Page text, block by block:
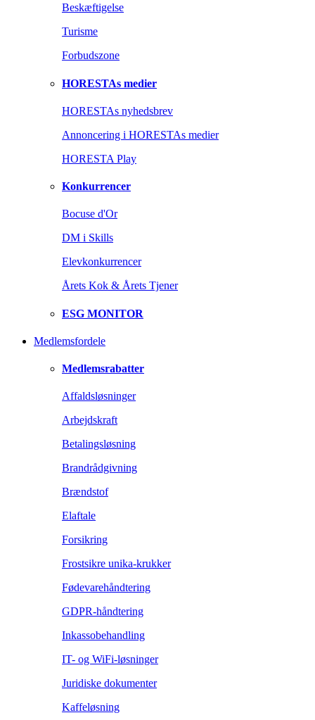
Beskæftigelse
Turisme
Forbudszone
HORESTAs medier
HORESTAs nyhedsbrev
Annoncering i HORESTAs medier
HORESTA Play
Konkurrencer
Bocuse d'Or
DM i Skills
Elevkonkurrencer
Årets Kok & Årets Tjener
ESG MONITOR
Medlemsfordele
Medlemsrabatter
Affaldsløsninger
Arbejdskraft
Betalingsløsning
Brandrådgivning
Brændstof
Elaftale
Forsikring
Frostsikre unika-krukker
Fødevarehåndtering
GDPR-håndtering
Inkassobehandling
IT- og WiFi-løsninger
Juridiske dokumenter
Kaffeløsning